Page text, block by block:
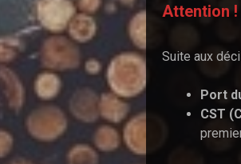
Attention !
Suite aux
Port
CST